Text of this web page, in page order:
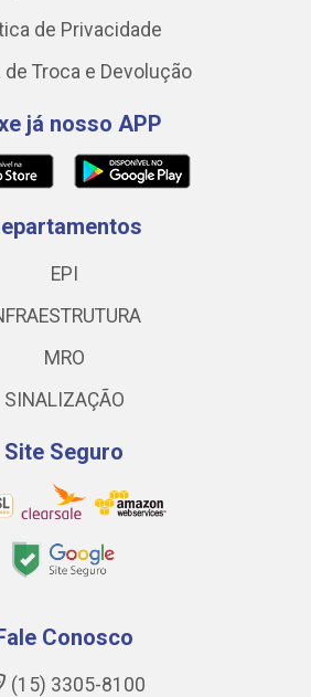
de Privacidade
de Troca e Devolução
já nosso APP
EPI
MRO
SINALIZAÇÃO
Site Seguro
Conosco
(15) 3305-8100